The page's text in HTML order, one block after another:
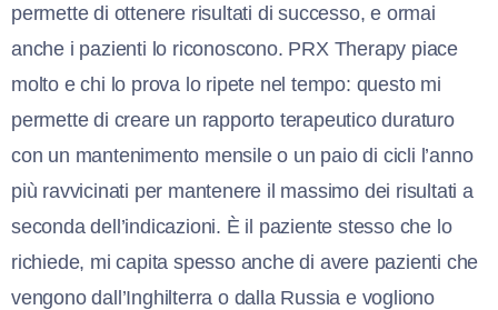
permette di ottenere risultati di successo, e ormai
anche i pazienti lo riconoscono. PRX Therapy piace
molto e chi lo prova lo ripete nel tempo: questo mi
permette di creare un rapporto terapeutico duraturo
con un mantenimento mensile o un paio di cicli l’anno
più ravvicinati per mantenere il massimo dei risultati a
seconda dell’indicazioni. È il paziente stesso che lo
richiede, mi capita spesso anche di avere pazienti che
vengono dall’Inghilterra o dalla Russia e vogliono